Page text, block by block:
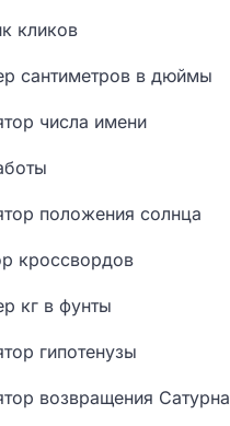
кликов
сантиметров в дюймы
числа имени
положения солнца
кроссвордов
кг в фунты
гипотенузы
возвращения Сатурна